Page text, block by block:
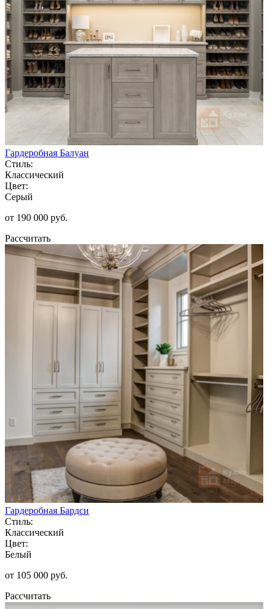
Гардеробная Балуан
Стиль:
Классический
Цвет:
Серый
от 190 000 руб.
Рассчитать
Гардеробная Бардси
Стиль:
Классический
Цвет:
Белый
от 105 000 руб.
Рассчитать